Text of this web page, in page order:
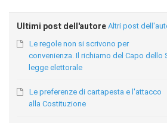
Ultimi post dell'autore Altri post
Le regole non si scrivono per
convenienza. Il richiamo del Capo dello
legge elettorale
Le preferenze di cartapesta e l'attacco
alla Costituzione